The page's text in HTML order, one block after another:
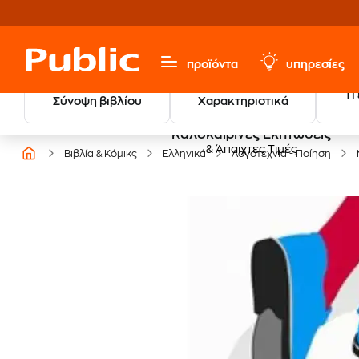
προϊόντα υπηρεσίες
Σύνοψη βιβλίου Χαρακτηριστικά
Τι
Καλοκαιρινές Εκπτώσεις
& Άπαιχτες Τιμές
Βιβλία & Κόμικς Ελληνικά Λογοτεχνία - Ποίηση